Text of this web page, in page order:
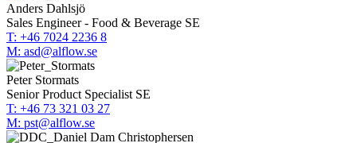
Anders Dahlsjö
Sales Engineer - Food & Beverage SE
T: +46 7024 2236 8
M: asd@alflow.se
Peter Stormats
Senior Product Specialist SE
T: +46 73 321 03 27
M: pst@alflow.se